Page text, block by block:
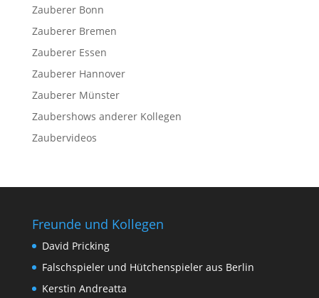
Zauberer Bonn
Zauberer Bremen
Zauberer Essen
Zauberer Hannover
Zauberer Münster
Zaubershows anderer Kollegen
Zaubervideos
Freunde und Kollegen
David Pricking
Falschspieler und Hütchenspieler aus Berlin
Kerstin Andreatta